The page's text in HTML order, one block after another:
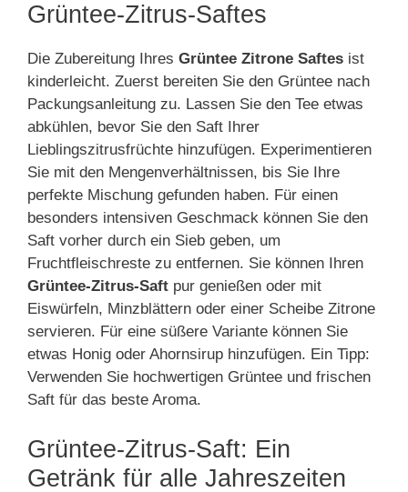
Grüntee-Zitrus-Saftes
Die Zubereitung Ihres Grüntee Zitrone Saftes ist
kinderleicht. Zuerst bereiten Sie den Grüntee nach
Packungsanleitung zu. Lassen Sie den Tee etwas
abkühlen, bevor Sie den Saft Ihrer
Lieblingszitrusfrüchte hinzufügen. Experimentieren
Sie mit den Mengenverhältnissen, bis Sie Ihre
perfekte Mischung gefunden haben. Für einen
besonders intensiven Geschmack können Sie den
Saft vorher durch ein Sieb geben, um
Fruchtfleischreste zu entfernen. Sie können Ihren
Grüntee-Zitrus-Saft pur genießen oder mit
Eiswürfeln, Minzblättern oder einer Scheibe Zitrone
servieren. Für eine süßere Variante können Sie
etwas Honig oder Ahornsirup hinzufügen. Ein Tipp:
Verwenden Sie hochwertigen Grüntee und frischen
Saft für das beste Aroma.
Grüntee-Zitrus-Saft: Ein
Getränk für alle Jahreszeiten